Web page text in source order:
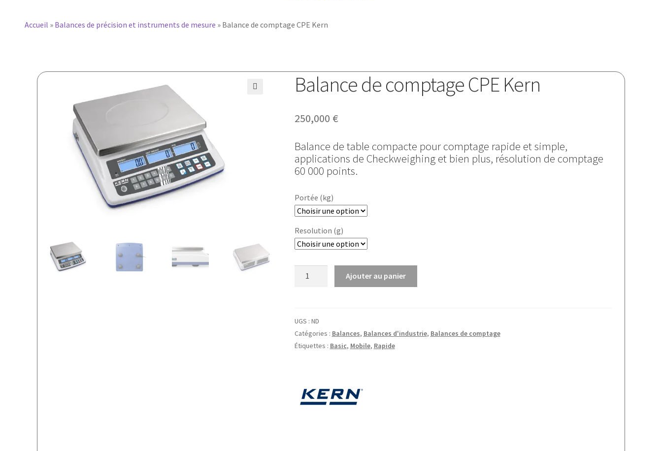
Accueil » Balances de précision et instruments de mesure » Balance de comptage CPE Kern
Balance de comptage CPE Kern
250,000 €
Balance de table compacte pour comptage rapide et simple,
applications de Checkweighing et bien plus, résolution de comptage
60 000 points.
Portée (kg)
Resolution (g)
comptage
CPE
Kern
Ajouter au panier
UGS : ND
Catégories : Balances, Balances d'industrie, Balances de comptage
Étiquettes : Basic, Mobile, Rapide